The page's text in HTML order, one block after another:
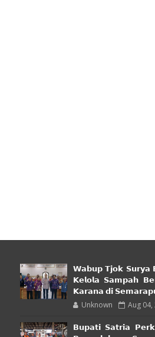
𝗪𝗮𝗯𝘂𝗽 𝗧𝗷𝗼𝗸 𝗦𝘂𝗿𝘆𝗮
𝗞𝗲𝗹𝗼𝗹𝗮 𝗦𝗮𝗺𝗽𝗮𝗵
𝗞𝗮𝗿𝗮𝗻𝗮 𝗱𝗶
Unknown Aug 04,
𝗕𝘂𝗽𝗮𝘁𝗶 𝗦𝗮𝘁𝗿𝗶𝗮